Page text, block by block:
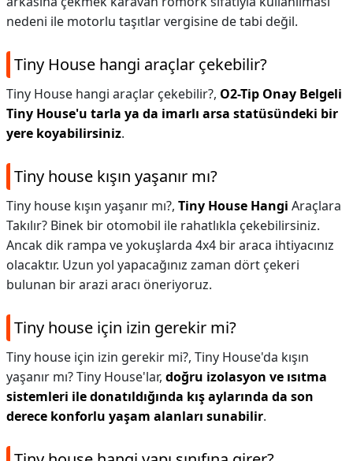
nedeni ile motorlu taşıtlar vergisine de tabi değil.
Tiny House hangi araçlar çekebilir?
Tiny House hangi araçlar çekebilir?, O2-Tip Onay Belgeli
Tiny House'u tarla ya da imarlı arsa statüsündeki bir
yere koyabilirsiniz.
Tiny house kışın yaşanır mı?
Tiny house kışın yaşanır mı?, Tiny House Hangi Araçlara
Takılır? Binek bir otomobil ile rahatlıkla çekebilirsiniz.
Ancak dik rampa ve yokuşlarda 4x4 bir araca ihtiyacınız
olacaktır. Uzun yol yapacağınız zaman dört çekeri
bulunan bir arazi aracı öneriyoruz.
Tiny house için izin gerekir mi?
Tiny house için izin gerekir mi?, Tiny House'da kışın
yaşanır mı? Tiny House'lar, doğru izolasyon ve ısıtma
sistemleri ile donatıldığında kış aylarında da son
derece konforlu yaşam alanları sunabilir.